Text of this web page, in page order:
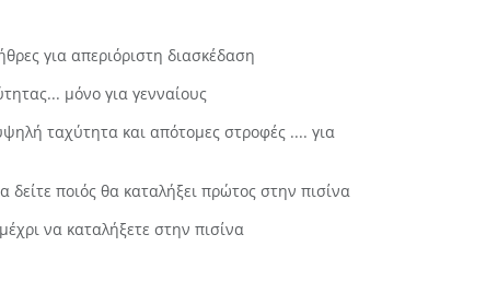
για απεριόριστη διασκέδαση
μόνο για γενναίους
ταχύτητα και απότομες στροφές .... για
ποιός θα καταλήξει πρώτος στην πισίνα
να καταλήξετε στην πισίνα